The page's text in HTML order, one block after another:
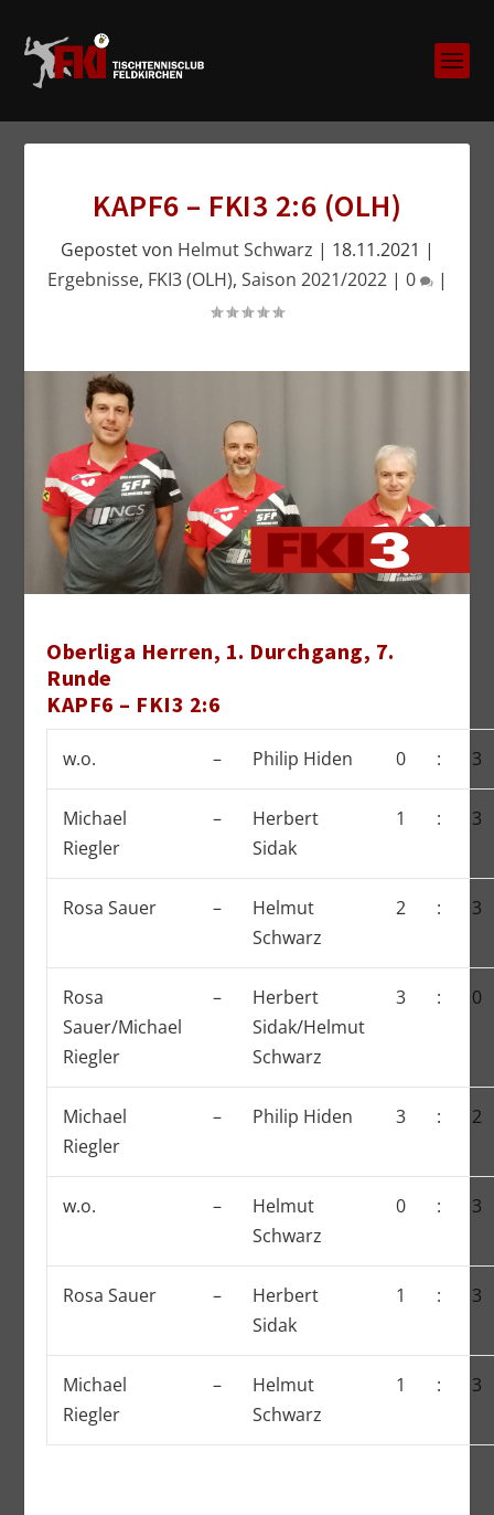
KAPF6 – FKI3 2:6 (OLH)
Gepostet von Helmut Schwarz | 18.11.2021 |
Ergebnisse, FKI3 (OLH), Saison 2021/2022| 0 |
Oberliga Herren, 1. Durchgang, 7.
Runde
KAPF6 – FKI3 2:6
w.o. – Philip Hiden 0 : 3
Michael
Riegler
–
Herbert
Sidak
1 : 3
Rosa Sauer –
Helmut
Schwarz
2 : 3
Rosa
Sauer/Michael
Riegler
–
Herbert
Sidak/Helmut
Schwarz
3 : 0
Michael
Riegler
– Philip Hiden 3 : 2
w.o. –
Helmut
Schwarz
0 : 3
Rosa Sauer –
Herbert
Sidak
1 : 3
Michael
Riegler
–
Helmut
Schwarz
1 : 3